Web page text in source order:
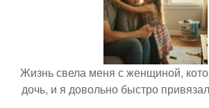
Жизнь свела меня с женщиной,
дочь, и я довольно быстро